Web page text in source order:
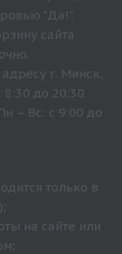
"Да!".
сайта
г. Минск,
до 20:30.
– Вс: с 9:00 до
только в
на сайте или